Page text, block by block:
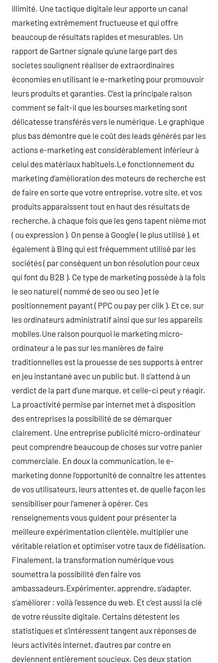
illimité. Une tactique digitale leur apporte un canal
marketing extrêmement fructueuse et qui offre
beaucoup de résultats rapides et mesurables. Un
rapport de Gartner signale qu’une large part des
societes soulignent réaliser de extraordinaires
économies en utilisant le e-marketing pour promouvoir
leurs produits et garanties. C’est la principale raison
comment se fait-il que les bourses marketing sont
délicatesse transférés vers le numérique. Le graphique
plus bas démontre que le coût des leads générés par les
actions e-marketing est considérablement inférieur à
celui des matériaux habituels.Le fonctionnement du
marketing d’amélioration des moteurs de recherche est
de faire en sorte que votre entreprise, votre site, et vos
produits apparaissent tout en haut des résultats de
recherche, à chaque fois que les gens tapent nième mot
( ou expression ). On pense à Google ( le plus utilisé ), et
également à Bing qui est fréquemment utilisé par les
sociétés ( par conséquent un bon résolution pour ceux
qui font du B2B ). Ce type de marketing possède à la fois
le seo naturel ( nommé de seo ou seo ) et le
positionnement payant ( PPC ou pay per clik ). Et ce, sur
les ordinateurs administratif ainsi que sur les appareils
mobiles.Une raison pourquoi le marketing micro-
ordinateur a le pas sur les manières de faire
traditionnelles est la prouesse de ses supports à entrer
en jeu instantané avec un public but. Il s’attend à un
verdict de la part d’une marque, et celle-ci peut y réagir.
La proactivité permise par internet met à disposition
des entreprises la possibilité de se démarquer
clairement. Une entreprise publicité micro-ordinateur
peut comprendre beaucoup de choses sur votre panier
commerciale. En doux la communication, le e-
marketing donne l’opportunité de connaître les attentes
de vos utilisateurs, leurs attentes et, de quelle façon les
sensibiliser pour l’amener à opérer. Ces
renseignements vous guident pour présenter la
meilleure expérimentation clientèle, multiplier une
véritable relation et optimiser votre taux de fidélisation.
Finalement, la transformation numérique vous
soumettra la possibilité d’en faire vos
ambassadeurs.Expérimenter, apprendre, s’adapter,
s’améliorer : voilà l’essence du web. Et c’est aussi la clé
de votre réussite digitale. Certains détestent les
statistiques et s’intéressent tangent aux réponses de
leurs activités internet, d’autres par contre en
deviennent entièrement soucieux. Ces deux station